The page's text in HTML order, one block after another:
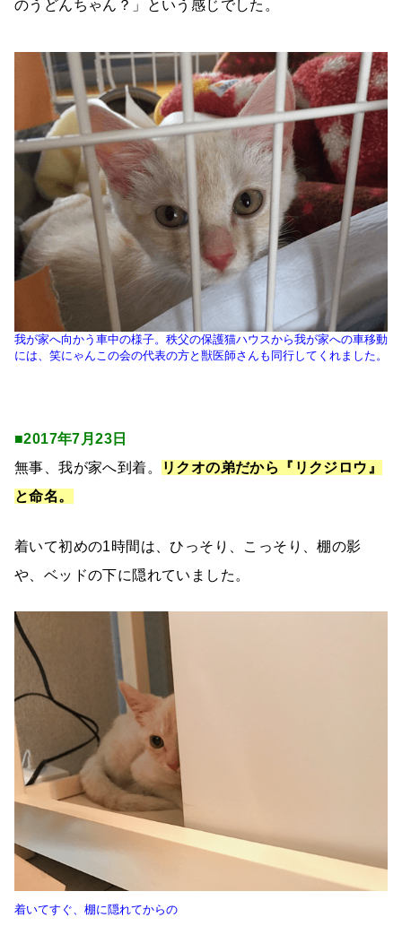
のうどんちゃん？」という感じでした。
我が家へ向かう車中の様子。秩父の保護猫ハウスから我が家への車移動
には、笑にゃんこの会の代表の方と獣医師さんも同行してくれました。
■2017年7月23日
無事、我が家へ到着。
リクオの弟だから『リクジロウ』
と命名。
着いて初めの1時間は、ひっそり、こっそり、棚の影
や、ベッドの下に隠れていました。
着いてすぐ、棚に隠れてからの